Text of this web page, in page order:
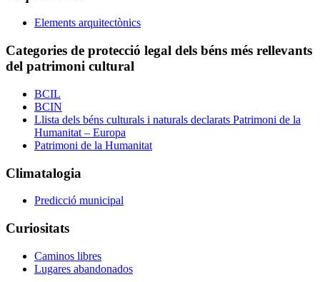
Elements arquitectònics
Categories de protecció legal dels béns més rellevants
del patrimoni cultural
BCIL
BCIN
Llista dels béns culturals i naturals declarats Patrimoni de la
Humanitat – Europa
Patrimoni de la Humanitat
Climatalogia
Predicció municipal
Curiositats
Caminos libres
Lugares abandonados